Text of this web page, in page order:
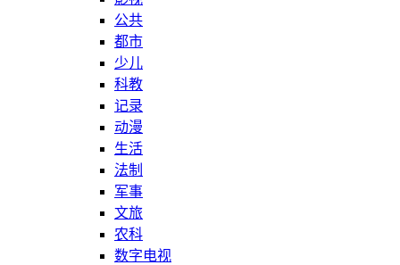
公共
都市
少儿
科教
记录
动漫
生活
法制
军事
文旅
农科
数字电视